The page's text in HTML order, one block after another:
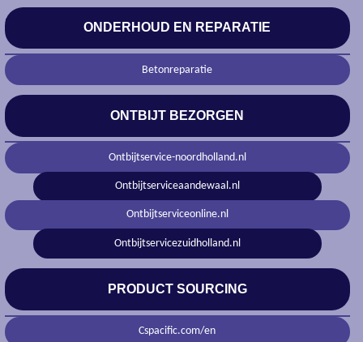
ONDERHOUD EN REPARATIE
Betonreparatie
ONTBIJT BEZORGEN
Ontbijtservice-noordholland.nl
Ontbijtserviceaandewaal.nl
Ontbijtserviceonline.nl
Ontbijtservicezuidholland.nl
PRODUCT SOURCING
Cspacific.com/en